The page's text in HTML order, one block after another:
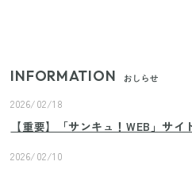
INFORMATION おしらせ
2026/02/18
【重要】「サンキュ！WEB」サ
2026/02/10